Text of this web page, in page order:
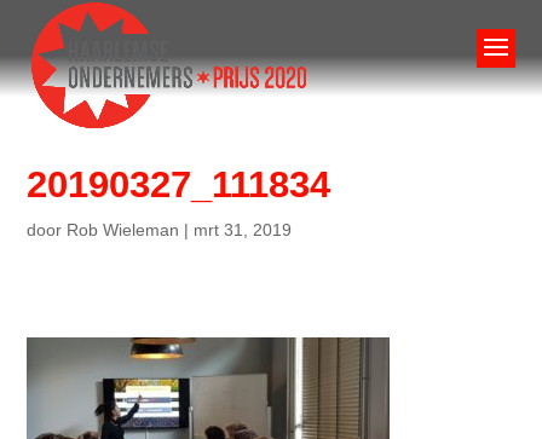
20190327_111834
door Rob Wieleman | mrt 31, 2019